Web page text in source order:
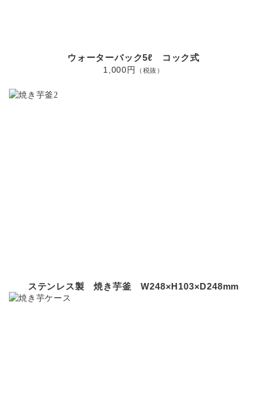
ウォーターバック5ℓ コック式
1,000円
（税抜）
ステンレス製 焼き芋釜 W248×H103×D248mm